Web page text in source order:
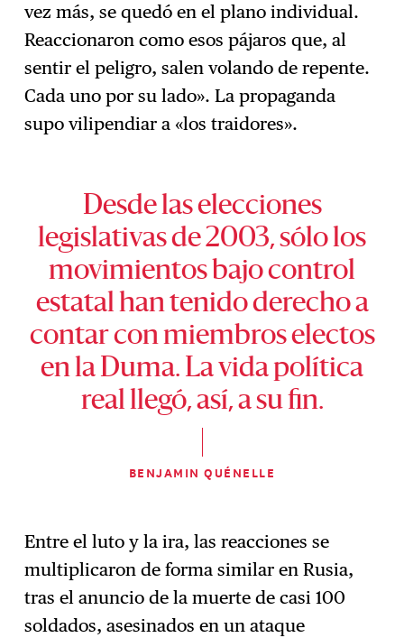
vez más, se quedó en el plano individual.
Reaccionaron como esos pájaros que, al
sentir el peligro, salen volando de repente.
Cada uno por su lado». La propaganda
supo vilipendiar a «los traidores».
Desde las elecciones
legislativas de 2003, sólo los
movimientos bajo control
estatal han tenido derecho a
contar con miembros electos
en la Duma. La vida política
real llegó, así, a su fin.
BENJAMIN QUÉNELLE
Entre el luto y la ira, las reacciones se
multiplicaron de forma similar en Rusia,
tras el anuncio de la muerte de casi 100
soldados, asesinados en un ataque